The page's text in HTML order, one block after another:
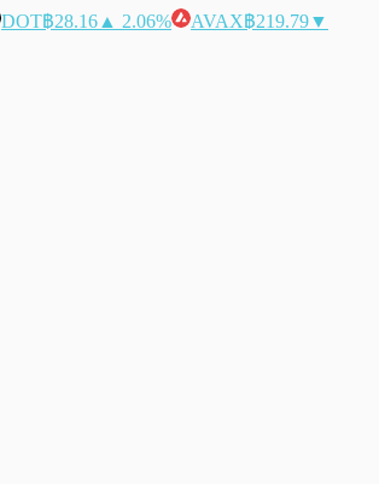
DOT฿28.16 ▲ 2.06% AVAX฿219.79▼